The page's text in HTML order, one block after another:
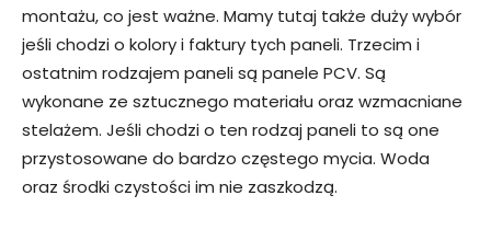
montażu, co jest ważne. Mamy tutaj także duży wybór
jeśli chodzi o kolory i faktury tych paneli. Trzecim i
ostatnim rodzajem paneli są panele PCV. Są
wykonane ze sztucznego materiału oraz wzmacniane
stelażem. Jeśli chodzi o ten rodzaj paneli to są one
przystosowane do bardzo częstego mycia. Woda
oraz środki czystości im nie zaszkodzą.